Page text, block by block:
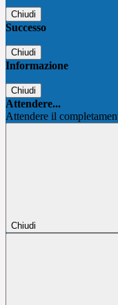
Chiudi
Successo
Chiudi
Informazione
Chiudi
Attendere...
Attendere il
Chiudi